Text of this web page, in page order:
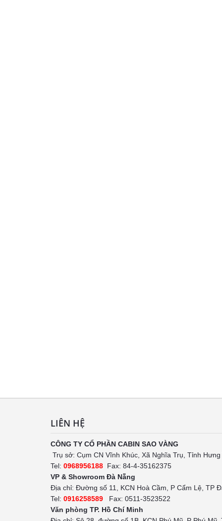
LIÊN HỆ
CÔNG TY CỔ PHẦN CABIN SAO VÀNG
Trụ sở: Cụm CN Vĩnh Khúc, Xã Nghĩa Trụ, Tỉnh Hưng
Tel: 0968956188 Fax: 84-4-35162375
VP & Showroom Đà Nẵng
Địa chỉ: Đường số 11, KCN Hoà Cầm, P Cẩm Lệ, TP
Tel: 0916258589 Fax: 0511-3523522
Văn phòng TP. Hồ Chí Minh